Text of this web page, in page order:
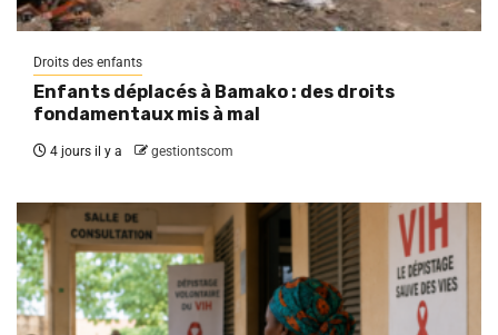
Droits des enfants
Enfants déplacés à Bamako : des droits
fondamentaux mis à mal
4 jours il y a gestiontscom